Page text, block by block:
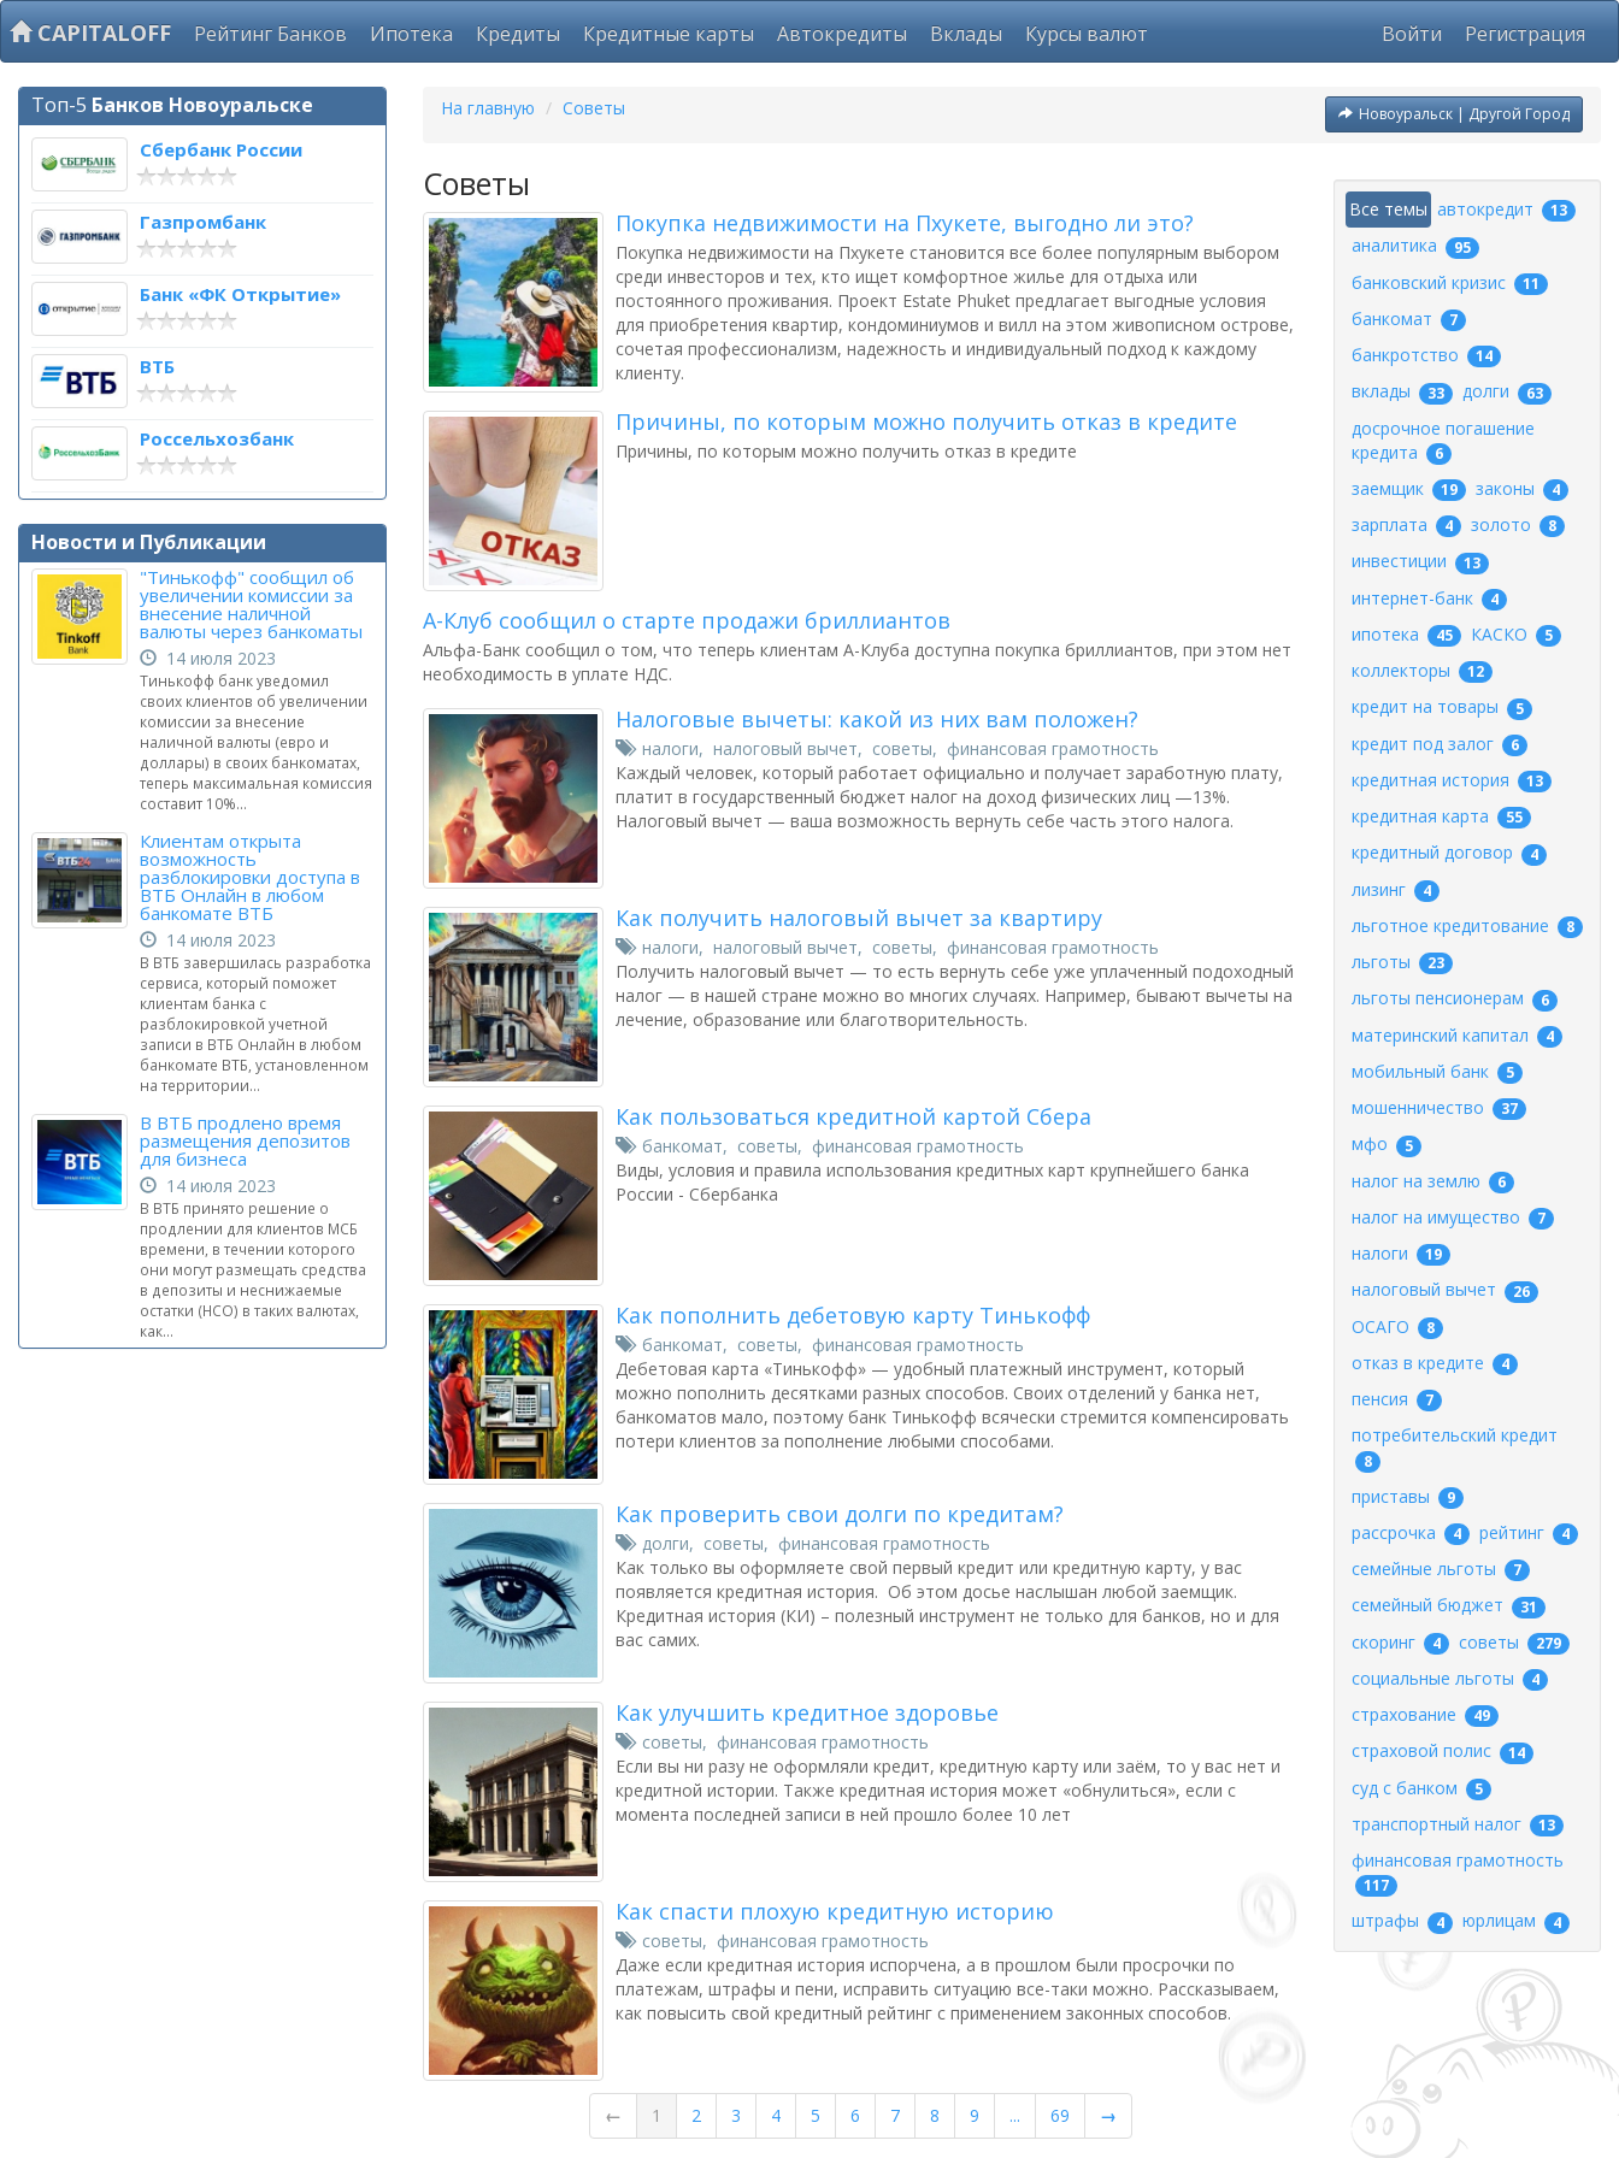
CAPITALOFF Рейтинг Банков Ипотека Кредиты Кредитные карты Автокредиты Вклады Курсы валют Войти Регистрация
Топ-5 Банков Новоуральске
Сбербанк России
Газпромбанк
Банк «ФК Открытие»
ВТБ
Россельхозбанк
Новости и Публикации
"Тинькофф" сообщил об
увеличении комиссии за
внесение наличной
валюты через банкоматы
14 июля 2023
Тинькофф банк уведомил
своих клиентов об увеличении
комиссии за внесение
наличной валюты (евро и
доллары) в своих банкоматах,
теперь максимальная комиссия
составит 10%...
Клиентам открыта
возможность
разблокировки доступа в
ВТБ Онлайн в любом
банкомате ВТБ
14 июля 2023
В ВТБ завершилась разработка
сервиса, который поможет
клиентам банка с
разблокировкой учетной
записи в ВТБ Онлайн в любом
банкомате ВТБ, установленном
на территории...
В ВТБ продлено время
размещения депозитов
для бизнеса
14 июля 2023
В ВТБ принято решение о
продлении для клиентов МСБ
времени, в течении которого
они могут размещать средства
в депозиты и неснижаемые
остатки (НСО) в таких валютах,
как...
Новоуральск | Другой Город
На главную / Советы
Советы
Покупка недвижимости на Пхукете, выгодно ли это?
Покупка недвижимости на Пхукете становится все более популярным выбором
среди инвесторов и тех, кто ищет комфортное жилье для отдыха или
постоянного проживания. Проект Estate Phuket предлагает выгодные условия
для приобретения квартир, кондоминиумов и вилл на этом живописном острове,
сочетая профессионализм, надежность и индивидуальный подход к каждому
клиенту.
Причины, по которым можно получить отказ в кредите
Причины, по которым можно получить отказ в кредите
А-Клуб сообщил о старте продажи бриллиантов
Альфа-Банк сообщил о том, что теперь клиентам А-Клуба доступна покупка бриллиантов, при этом нет
необходимость в уплате НДС.
Налоговые вычеты: какой из них вам положен?
налоги, налоговый вычет, советы, финансовая грамотность
Каждый человек, который работает официально и получает заработную плату,
платит в государственный бюджет налог на доход физических лиц —13%.
Налоговый вычет — ваша возможность вернуть себе часть этого налога.
Как получить налоговый вычет за квартиру
налоги, налоговый вычет, советы, финансовая грамотность
Получить налоговый вычет — то есть вернуть себе уже уплаченный подоходный
налог — в нашей стране можно во многих случаях. Например, бывают вычеты на
лечение, образование или благотворительность.
Как пользоваться кредитной картой Сбера
банкомат, советы, финансовая грамотность
Виды, условия и правила использования кредитных карт крупнейшего банка
России - Сбербанка
Как пополнить дебетовую карту Тинькофф
банкомат, советы, финансовая грамотность
Дебетовая карта «Тинькофф» — удобный платежный инструмент, который
можно пополнить десятками разных способов. Своих отделений у банка нет,
банкоматов мало, поэтому банк Тинькофф всячески стремится компенсировать
потери клиентов за пополнение любыми способами.
Как проверить свои долги по кредитам?
долги, советы, финансовая грамотность
Как только вы оформляете свой первый кредит или кредитную карту, у вас
появляется кредитная история. Об этом досье наслышан любой заемщик.
Кредитная история (КИ) – полезный инструмент не только для банков, но и для
вас самих.
Как улучшить кредитное здоровье
советы, финансовая грамотность
Если вы ни разу не оформляли кредит, кредитную карту или заём, то у вас нет и
кредитной истории. Также кредитная история может «обнулиться», если с
момента последней записи в ней прошло более 10 лет
Как спасти плохую кредитную историю
советы, финансовая грамотность
Даже если кредитная история испорчена, а в прошлом были просрочки по
платежам, штрафы и пени, исправить ситуацию все-таки можно. Рассказываем,
как повысить свой кредитный рейтинг с применением законных способов.
← 1 2 3 4 5 6 7 8 9 ... 69 →
Все темы автокредит 13
аналитика 95
банковский кризис 11
банкомат 7
банкротство 14
вклады 33 долги 63
досрочное погашение
кредита
6
заемщик 19 законы 4
зарплата 4 золото 8
инвестиции 13
интернет-банк 4
ипотека 45 КАСКО 5
коллекторы 12
кредит на товары 5
кредит под залог 6
кредитная история 13
кредитная карта 55
кредитный договор 4
лизинг 4
льготное кредитование 8
льготы 23
льготы пенсионерам 6
материнский капитал 4
мобильный банк 5
мошенничество 37
мфо 5
налог на землю 6
налог на имущество 7
налоги 19
налоговый вычет 26
ОСАГО 8
отказ в кредите 4
пенсия 7
потребительский кредит
8
приставы 9
рассрочка 4 рейтинг 4
семейные льготы 7
семейный бюджет 31
скоринг 4 советы 279
социальные льготы 4
страхование 49
страховой полис 14
суд с банком 5
транспортный налог 13
финансовая грамотность
117
штрафы 4 юрлицам 4